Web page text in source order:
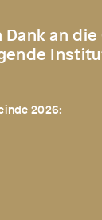
an
2026: